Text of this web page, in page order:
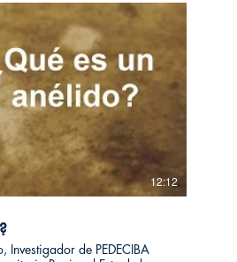
largo de sus trayectorias han
corpus de materiales
el sitio:
el
al que llamamos
socias y socios de
parte de su trabajo en
científica. #investigacionalacarta
12:12
Investigador de PEDECIBA